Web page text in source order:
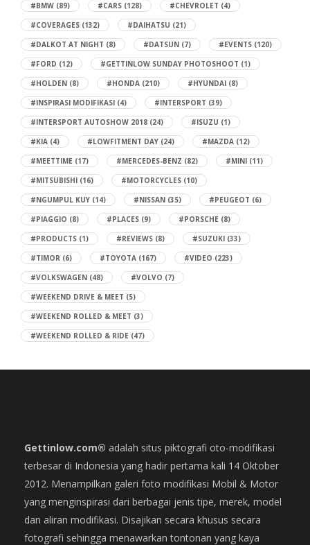
#BMW (89) #CARS (128) #CHEVROLET (4)
#COVERAGES (132) #DAIHATSU (21)
#DALKOT AT NIGHT (8) #DATSUN (7) #EVENTS (120)
#FORD (12) #GETTINLOW SUNDAY PHOTOSHOOT (1)
#HOLDEN (8) #HONDA (210) #HYUNDAI (8)
#INSPIRASI MODIFIKASI (4) #INTERSPORT (39)
#INTERSPORT AUTOSHOW 2018 (24) #ISUZU (1)
#KIA (4) #LOWFITMENT DAY (24) #MAZDA (12)
#MEETTIME (17) #MERCEDES-BENZ (82) #MINI (11)
#MITSUBISHI (16) #MOTORCYCLES (10)
#NGUMPUL KUY (14) #NISSAN (35) #PEUGEOT (6)
#PIAGGIO (8) #PLACES (9) #PORSCHE (8)
#PRODUCTS (1) #REVIEWS (8) #SUZUKI (33)
#TIMOR (6) #TOYOTA (167) #VIDEO (223)
#VOLKSWAGEN (48) #VOLVO (7)
#WEEKEND DRIVE & MEET (5)
#WEEKEND ROLLED & MEET (3)
#WEEKEND ROLLED & RIDE (47)
Gettinlow.com® adalah situs piktografi oto-modifikasi
terbesar di Indonesia yang hadir pertama kali 14 Oktober
2012. Menampilkan galeri foto modifikasi Mobil & Motor
yang menginspirasi dari berbagai jenis tipe, merek, model
dan aliran modifikasi. Disajikan secara khusus secara
fotografi sehingga menawarkan tontonan yang kaya